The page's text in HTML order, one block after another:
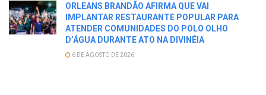
ORLEANS BRANDÃO AFIRMA QUE VAI
IMPLANTAR RESTAURANTE POPULAR PARA
ATENDER COMUNIDADES DO POLO OLHO
D’ÁGUA DURANTE ATO NA DIVINÉIA
6 DE AGOSTO DE 2026